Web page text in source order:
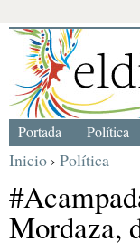
Inicio › Política
Mordaza,
Portada Política